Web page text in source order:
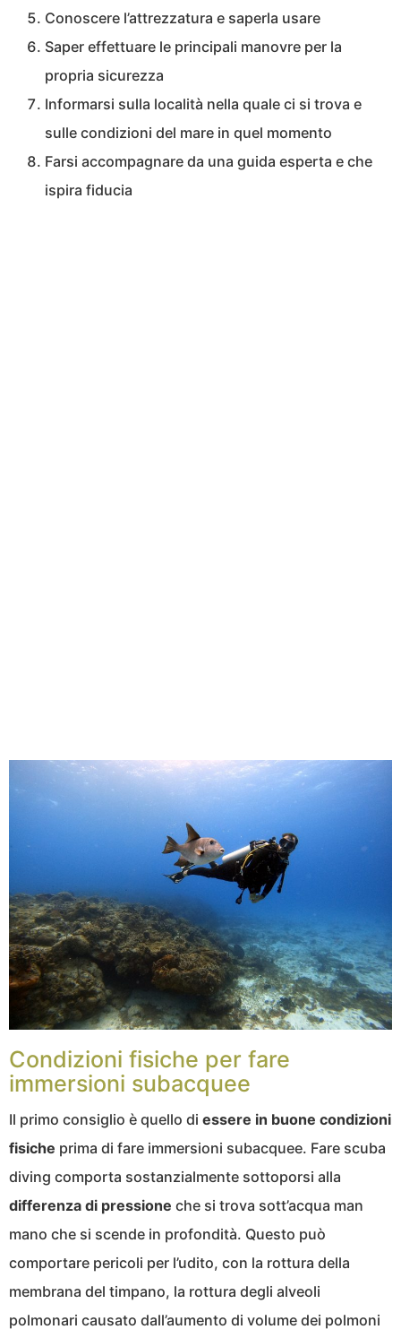
Conoscere l’attrezzatura e saperla usare
Saper effettuare le principali manovre per la
propria sicurezza
Informarsi sulla località nella quale ci si trova e
sulle condizioni del mare in quel momento
Farsi accompagnare da una guida esperta e che
ispira fiducia
Condizioni fisiche per fare
immersioni subacquee
Il primo consiglio è quello di essere in buone condizioni
fisiche prima di fare immersioni subacquee. Fare scuba
diving comporta sostanzialmente sottoporsi alla
differenza di pressione che si trova sott’acqua man
mano che si scende in profondità. Questo può
comportare pericoli per l’udito, con la rottura della
membrana del timpano, la rottura degli alveoli
polmonari causato dall’aumento di volume dei polmoni